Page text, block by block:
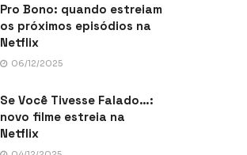
Pro Bono: quando estreiam
os próximos episódios na
Netflix
06/12/2025
Se Você Tivesse Falado…:
novo filme estreia na
Netflix